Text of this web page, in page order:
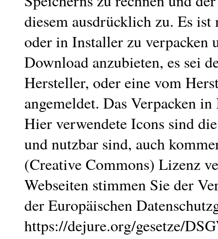
diesem ausdrücklich zu. Es
oder in Installer zu verpacken
Download anzubieten, es sei
Hersteller, oder eine vom
angemeldet. Das Verpacken
Hier verwendete Icons sind
und nutzbar sind, auch
(Creative Commons) Lizenz
Webseiten stimmen Sie der
der Europäischen
https://dejure.org/gesetze/